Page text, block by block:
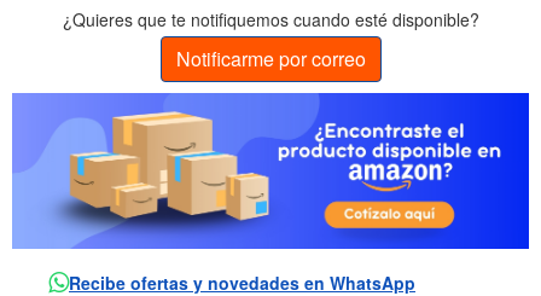
¿Quieres que te notifiquemos cuando esté disponible?
Notificarme por correo
Recibe ofertas y novedades en WhatsApp